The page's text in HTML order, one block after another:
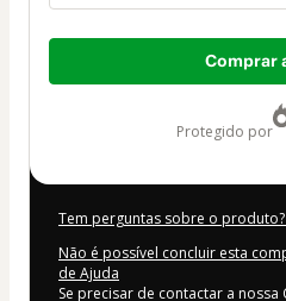
Total
27,00 US$
Comprar
protegido por
Tem perguntas sobre o
Não é possível concluir esta
de Ajuda
Se precisar de contactar a